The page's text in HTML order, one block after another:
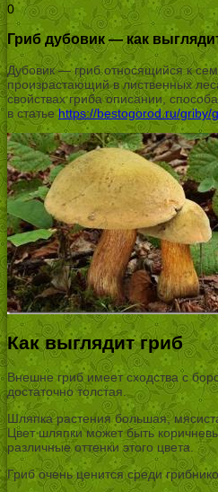
0
Гриб дубовик — как
Дубовик — гриб относящийся к
произрастающий в лиственных
свойствах гриба описании,
в статьеhttps://bestogorod.ru/griby/
Как выглядит гриб
Внешне гриб имеет сходства с
достаточно толстая.
Шляпка растения большая,
Цвет шляпки может быть
различные оттенки этого цвета.
Гриб очень ценится среди